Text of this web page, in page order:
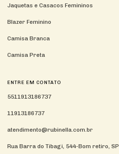
Jaquetas e Casacos Femininos
Blazer Feminino
Camisa Branca
Camisa Preta
ENTRE EM CONTATO
5511913186737
11913186737
atendimento@rubinella.com.br
Rua Barra do Tibagi, 544-Bom retiro, SP